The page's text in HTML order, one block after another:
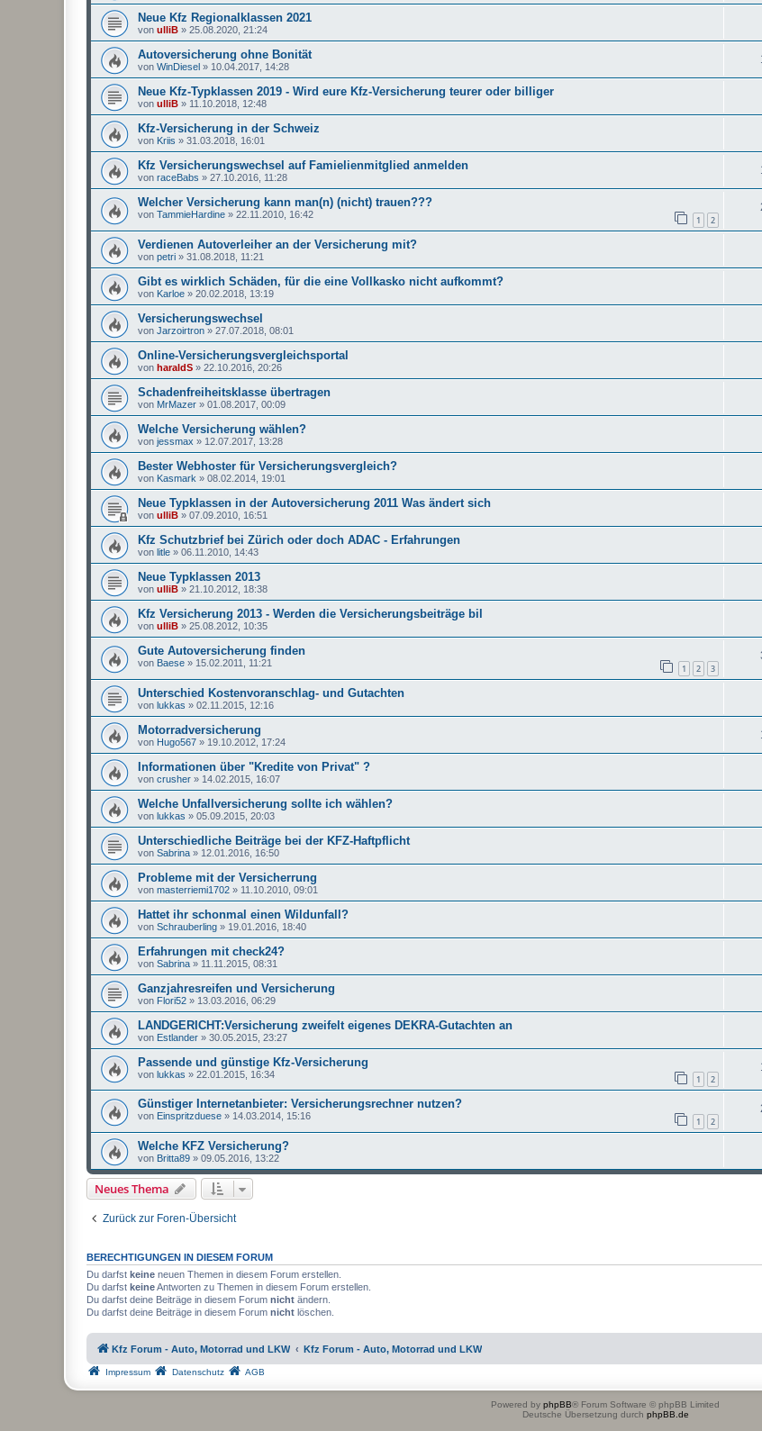
Neue Kfz Regionalklassen 2021
von ulliB » 25.08.2020, 21:24
Autoversicherung ohne Bonität
von WinDiesel » 10.04.2017, 14:28
Neue Kfz-Typklassen 2019 - Wird eure Kfz-Versicherung teurer oder billiger
von ulliB » 11.10.2018, 12:48
Kfz-Versicherung in der Schweiz
von Kriis » 31.03.2018, 16:01
Kfz Versicherungswechsel auf Famielienmitglied anmelden
von raceBabs » 27.10.2016, 11:28
Welcher Versicherung kann man(n) (nicht) trauen???
von TammieHardine » 22.11.2010, 16:42 1 2
Verdienen Autoverleiher an der Versicherung mit?
von petri » 31.08.2018, 11:21
Gibt es wirklich Schäden, für die eine Vollkasko nicht aufkommt?
von Karloe » 20.02.2018, 13:19
Versicherungswechsel
von Jarzoirtron » 27.07.2018, 08:01
Online-Versicherungsvergleichsportal
von haraldS » 22.10.2016, 20:26
Schadenfreiheitsklasse übertragen
von MrMazer » 01.08.2017, 00:09
Welche Versicherung wählen?
von jessmax » 12.07.2017, 13:28
Bester Webhoster für Versicherungsvergleich?
von Kasmark » 08.02.2014, 19:01
Neue Typklassen in der Autoversicherung 2011 Was ändert sich
von ulliB » 07.09.2010, 16:51
Kfz Schutzbrief bei Zürich oder doch ADAC - Erfahrungen
von litle » 06.11.2010, 14:43
Neue Typklassen 2013
von ulliB » 21.10.2012, 18:38
Kfz Versicherung 2013 - Werden die Versicherungsbeiträge bil
von ulliB » 25.08.2012, 10:35
Gute Autoversicherung finden
von Baese » 15.02.2011, 11:21 1 2 3
Unterschied Kostenvoranschlag- und Gutachten
von lukkas » 02.11.2015, 12:16
Motorradversicherung
von Hugo567 » 19.10.2012, 17:24
Informationen über "Kredite von Privat" ?
von crusher » 14.02.2015, 16:07
Welche Unfallversicherung sollte ich wählen?
von lukkas » 05.09.2015, 20:03
Unterschiedliche Beiträge bei der KFZ-Haftpflicht
von Sabrina » 12.01.2016, 16:50
Probleme mit der Versicherrung
von masterriemi1702 » 11.10.2010, 09:01
Hattet ihr schonmal einen Wildunfall?
von Schrauberling » 19.01.2016, 18:40
Erfahrungen mit check24?
von Sabrina » 11.11.2015, 08:31
Ganzjahresreifen und Versicherung
von Flori52 » 13.03.2016, 06:29
LANDGERICHT:Versicherung zweifelt eigenes DEKRA-Gutachten an
von Estlander » 30.05.2015, 23:27
Passende und günstige Kfz-Versicherung
von lukkas » 22.01.2015, 16:34 1 2
Günstiger Internetanbieter: Versicherungsrechner nutzen?
von Einspritzduese » 14.03.2014, 15:16 1 2
Welche KFZ Versicherung?
von Britta89 » 09.05.2016, 13:22
Neues Thema
Zurück zur Foren-Übersicht
BERECHTIGUNGEN IN DIESEM FORUM
Du darfst keine neuen Themen in diesem Forum erstellen.
Du darfst keineAntworten zu Themen in diesem Forum erstellen.
Du darfst deine Beiträge in diesem Forum nicht ändern.
Du darfst deine Beiträge in diesem Forum nicht löschen.
Kfz Forum - Auto, Motorrad und LKW Kfz Forum - Auto, Motorrad und LKW
Impressum Datenschutz AGB
Powered by phpBB® Forum Software © phpBB Limited
Deutsche Übersetzung durch phpBB.de